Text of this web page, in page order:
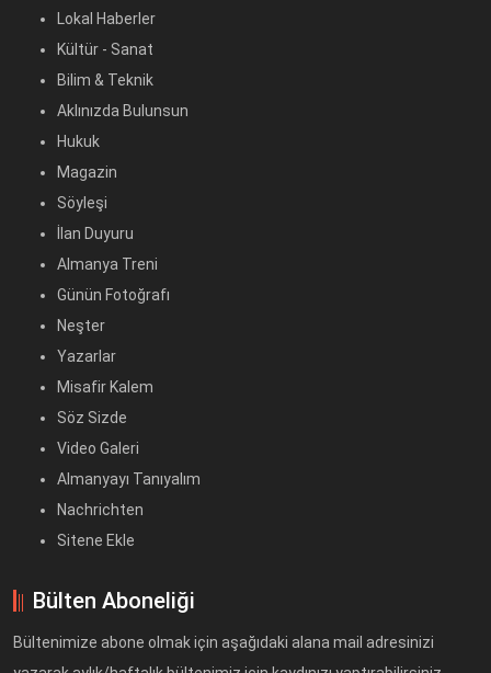
Lokal Haberler
Kültür - Sanat
Bilim & Teknik
Aklınızda Bulunsun
Hukuk
Magazin
Söyleşi
İlan Duyuru
Almanya Treni
Günün Fotoğrafı
Neşter
Yazarlar
Misafir Kalem
Söz Sizde
Video Galeri
Almanyayı Tanıyalım
Nachrichten
Sitene Ekle
Bülten Aboneliği
Bültenimize abone olmak için aşağıdaki alana mail adresinizi